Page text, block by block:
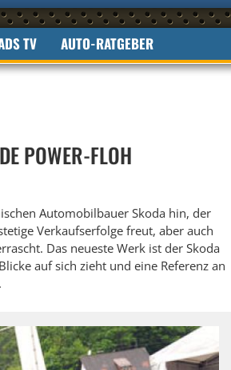
TV AUTO-RATGEBER
POWER-FLOH
Automobilbauer Skoda hin, der
Verkaufserfolge freut, aber auch
Das neueste Werk ist der Skoda
auf sich zieht und eine Referenz an